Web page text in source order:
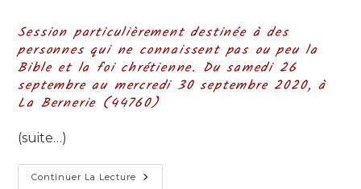
Session particulièrement destinée à des
personnes qui ne connaissent pas ou peu la
Bible et la foi chrétienne. Du samedi 26
septembre au mercredi 30 septembre 2020, à
La Bernerie (44760)
(suite…)
Continuer La Lecture Il